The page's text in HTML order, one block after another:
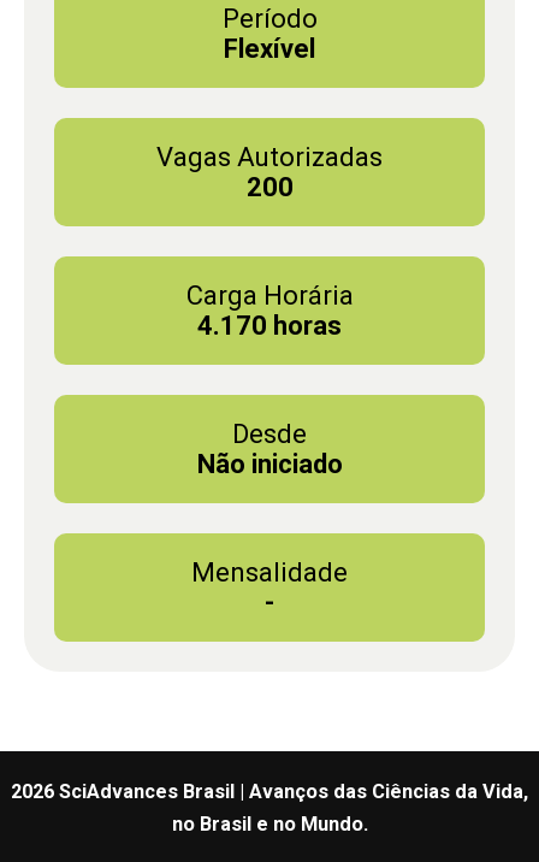
Período
Flexível
Vagas Autorizadas
200
Carga Horária
4.170 horas
Desde
Não iniciado
Mensalidade
-
2026 SciAdvances Brasil | Avanços das Ciências da Vida,
no Brasil e no Mundo.